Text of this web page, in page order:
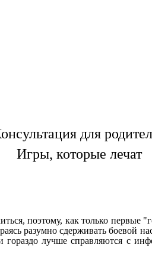
для
Игры, которые лечат
поэтому, как только первые
разумно сдерживать боевой
лучше справляются с